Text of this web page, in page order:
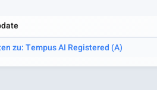
zu: Tempus AI Registered (A)